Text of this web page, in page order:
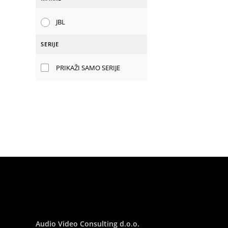
JBL
SERIJE
PRIKAŽI SAMO SERIJE
Audio Video Consulting d.o.o.